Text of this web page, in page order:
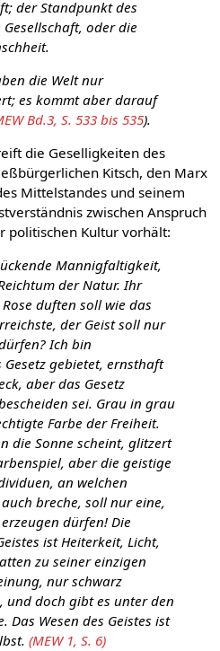
der Standpunkt des
oder die
die Welt nur
es kommt aber darauf
Bd.3, S. 533 bis 535).
die Geselligkeiten des
Kitsch, den Marx
Mittelstandes und seinem
zwischen Anspruch
politischen Kultur vorhält:
Mannigfaltigkeit,
der Natur. Ihr
duften soll wie das
der Geist soll nur
Ich bin
gebietet, ernsthaft
aber das Gesetz
sei. Grau in grau
Farbe der Freiheit.
die Sonne scheint, glitzert
aber die geistige
an welchen
breche, soll nur eine,
dürfen! Die
ist Heiterkeit, Licht,
zu seiner einzigen
nur schwarz
und doch gibt es unter den
Das Wesen des Geistes ist
(MEW 1, S. 6)